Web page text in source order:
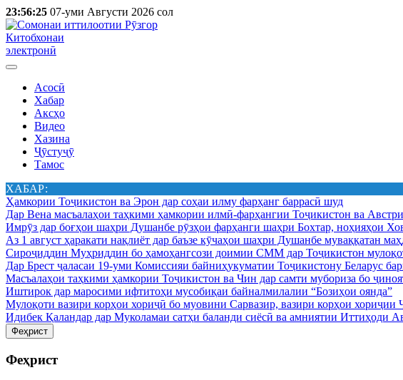
23:56:25 07-уми Августи 2026 сол
Китобхонаи
электронӣ
Асосӣ
Хабар
Аксҳо
Видео
Хазина
Ҷӯстуҷӯ
Тамос
ХАБАР:
Ҳамкории Тоҷикистон ва Эрон дар соҳаи илму фарҳанг баррасӣ шуд
Дар Вена масъалаҳои таҳкими ҳамкории илмӣ-фарҳангии Тоҷикистон ва
Имрӯз дар боғҳои шаҳри Душанбе рӯзҳои фарҳанги шаҳри Бохтар, ноҳияҳои
Аз 1 август ҳаракати нақлиёт дар баъзе кӯчаҳои шаҳри Душанбе муваққатан
Сироҷиддин Муҳриддин бо ҳамоҳангсози доимии СММ дар Тоҷикистон
Дар Брест ҷаласаи 19-уми Комиссияи байниҳукуматии Тоҷикистону Беларус
Масъалаҳои таҳкими ҳамкории Тоҷикистон ва Чин дар самти мубориза бо
Иштирок дар маросими ифтитоҳи мусобиқаи байналмилалии “Бозиҳои оянда”
Мулоқоти вазири корҳои хориҷӣ бо муовини Сарвазир, вазири корҳои
Идибек Қаландар дар Муколамаи сатҳи баланди сиёсӣ ва амниятии Иттиҳоди
Феҳрист
Феҳрист